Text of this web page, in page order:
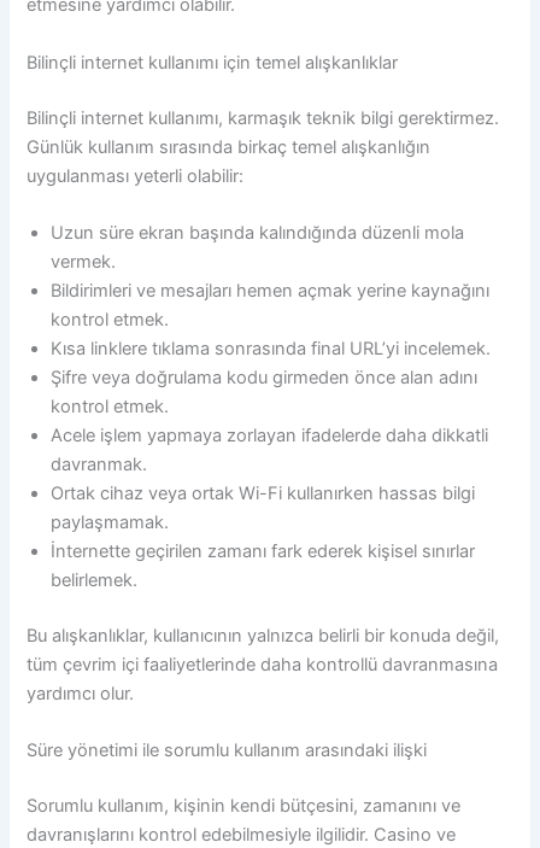
etmesine yardımcı olabilir.
Bilinçli internet kullanımı için temel alışkanlıklar
Bilinçli internet kullanımı, karmaşık teknik bilgi gerektirmez.
Günlük kullanım sırasında birkaç temel alışkanlığın
uygulanması yeterli olabilir:
Uzun süre ekran başında kalındığında düzenli mola
vermek.
Bildirimleri ve mesajları hemen açmak yerine kaynağını
kontrol etmek.
Kısa linklere tıklama sonrasında final URL’yi incelemek.
Şifre veya doğrulama kodu girmeden önce alan adını
kontrol etmek.
Acele işlem yapmaya zorlayan ifadelerde daha dikkatli
davranmak.
Ortak cihaz veya ortak Wi-Fi kullanırken hassas bilgi
paylaşmamak.
İnternette geçirilen zamanı fark ederek kişisel sınırlar
belirlemek.
Bu alışkanlıklar, kullanıcının yalnızca belirli bir konuda değil,
tüm çevrim içi faaliyetlerinde daha kontrollü davranmasına
yardımcı olur.
Süre yönetimi ile sorumlu kullanım arasındaki ilişki
Sorumlu kullanım, kişinin kendi bütçesini, zamanını ve
davranışlarını kontrol edebilmesiyle ilgilidir. Casino ve